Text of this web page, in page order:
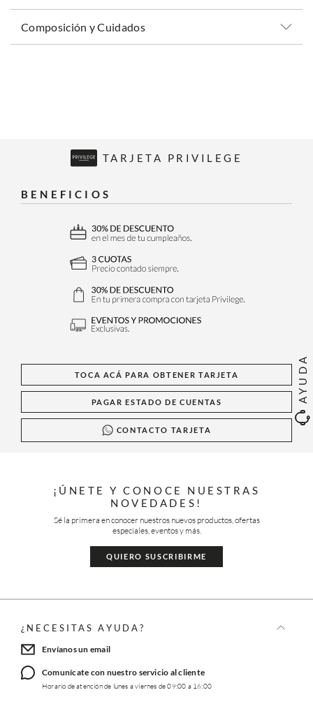
AYUDA
Composición y Cuidados
TARJETA PRIVILEGE
BENEFICIOS
TOCA ACÁ PARA OBTENER TARJETA
PAGAR ESTADO DE CUENTAS
CONTACTO TARJETA
¡ÚNETE Y CONOCE NUESTRAS
NOVEDADES!
Sé la primera en conocer nuestros nuevos productos, ofertas
especiales, eventos y más.
QUIERO SUSCRIBIRME
¿NECESITAS AYUDA?
Envíanos un email
Comunícate con nuestro servicio al cliente
Horario de atención de lunes a viernes de 09:00 a 16:00